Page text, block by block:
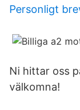
Personligt
Ni hittar oss
välkomna!